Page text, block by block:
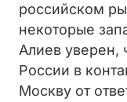
российском
некоторые
Алиев уверен,
России в
Москву от